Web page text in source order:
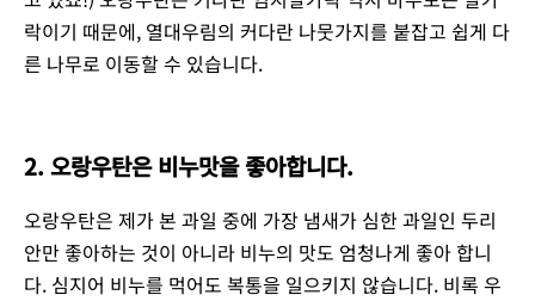
락이기 때문에, 열대우림의 커다란 나뭇가지를 붙잡고 쉽게 다
른 나무로 이동할 수 있습니다.
2. 오랑우탄은 비누맛을 좋아합니다.
오랑우탄은 제가 본 과일 중에 가장 냄새가 심한 과일인 두리
안만 좋아하는 것이 아니라 비누의 맛도 엄청나게 좋아 합니
다. 심지어 비누를 먹어도 복통을 일으키지 않습니다. 비록 우